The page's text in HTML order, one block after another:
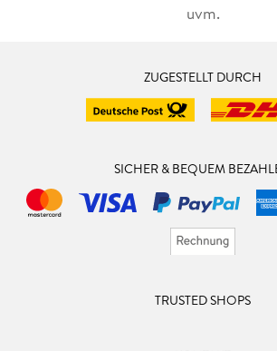
uvm.
ZUGESTELLT DURCH
SICHER & BEQUEM
TRUSTED SHOPS